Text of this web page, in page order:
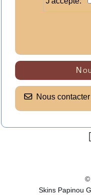
Nous contacter
©
Skins Papinou